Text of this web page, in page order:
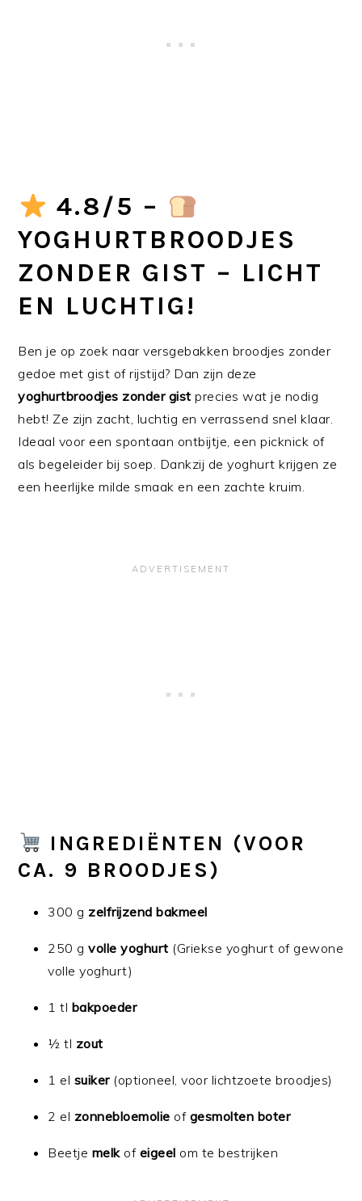
4.8/5 –
YOGHURTBROODJES
ZONDER GIST – LICHT
EN LUCHTIG!
Ben je op zoek naar versgebakken broodjes zonder
gedoe met gist of rijstijd? Dan zijn deze
yoghurtbroodjes zonder gist precies wat je nodig
hebt! Ze zijn zacht, luchtig en verrassend snel klaar.
Ideaal voor een spontaan ontbijtje, een picknick of
als begeleider bij soep. Dankzij de yoghurt krijgen ze
een heerlijke milde smaak en een zachte kruim.
INGREDIËNTEN (VOOR
CA. 9 BROODJES)
300 g zelfrijzend bakmeel
250 gvolle yoghurt (Griekse yoghurt of gewone
volle yoghurt)
1 tl bakpoeder
½ tl zout
1 el suiker(optioneel, voor lichtzoete broodjes)
2 el zonnebloemolie of gesmolten boter
Beetje melkof eigeel om te bestrijken